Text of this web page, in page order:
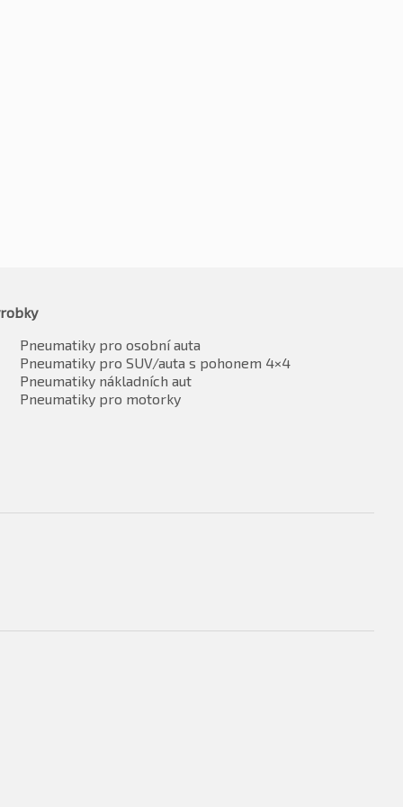
109W
Pneumatiky pro osobní auta
Pneumatiky pro SUV/auta s pohonem 4×4
Pneumatiky nákladních aut
Pneumatiky pro motorky